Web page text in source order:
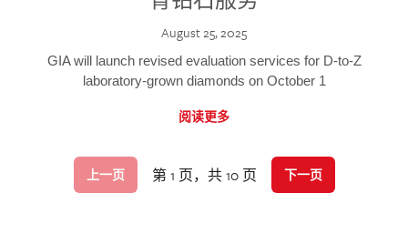
August 25, 2025
GIA will launch revised evaluation services for D-to-Z
laboratory-grown diamonds on October 1
阅读更多
上一页 第 1 页，共 10 页 下一页